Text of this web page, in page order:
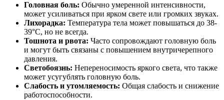
Головная боль: Обычно умеренной интенсивности,
может усиливаться при ярком свете или громких звуках.
Лихорадка: Температура тела может повышаться до 38-
39°C, но не всегда.
Тошнота и рвота: Часто сопровождают головную боль
и могут быть связаны с повышением внутричерепного
давления.
Светобоязнь: Непереносимость яркого света, что также
может усугублять головную боль.
Слабость и утомляемость: Общая слабость и снижение
работоспособности.